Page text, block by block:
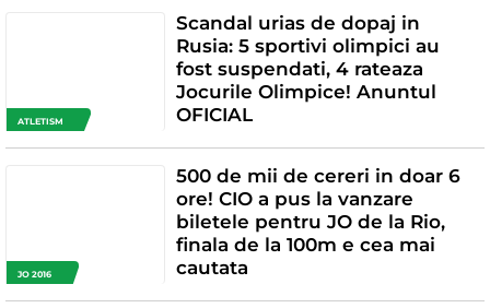
ATLETISM
Scandal urias de dopaj in
Rusia: 5 sportivi olimpici au
fost suspendati, 4 rateaza
Jocurile Olimpice! Anuntul
OFICIAL
JO 2016
500 de mii de cereri in doar 6
ore! CIO a pus la vanzare
biletele pentru JO de la Rio,
finala de la 100m e cea mai
cautata